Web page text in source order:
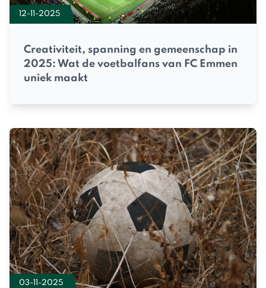
12-11-2025
Creativiteit, spanning en gemeenschap in
2025: Wat de voetbalfans van FC Emmen
uniek maakt
03-11-2025